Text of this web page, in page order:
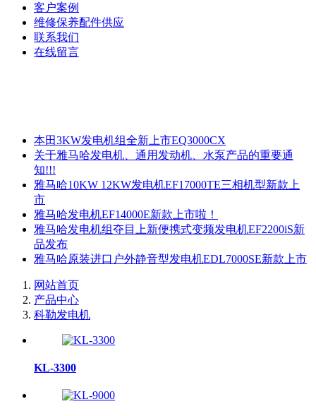
客户案例
维修保养配件供应
联系我们
在线留言
本田3KW发电机组全新上市EQ3000CX
关于雅马哈发电机、通用发动机、水泵产品的重要通
知!!!
雅马哈10KW 12KW发电机EF17000TE三相机型新款上
市
雅马哈发电机EF14000E新款上市啦！
雅马哈发电机组夺目上新便携式变频发电机EF2200iS新
品发布
雅马哈原装进口户外静音型发电机EDL7000SE新款上市
网站首页
产品中心
科勒发电机
KL-3300